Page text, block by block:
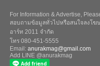
For Information & Advertise,
สอบถามข้อมูลทั่วไปหรือสนใจลงโ
อาร์ท 2011 จำกัด
โทร 080-451-5555
Email: anurakmag@gmail.com
Add LINE @anurakmag